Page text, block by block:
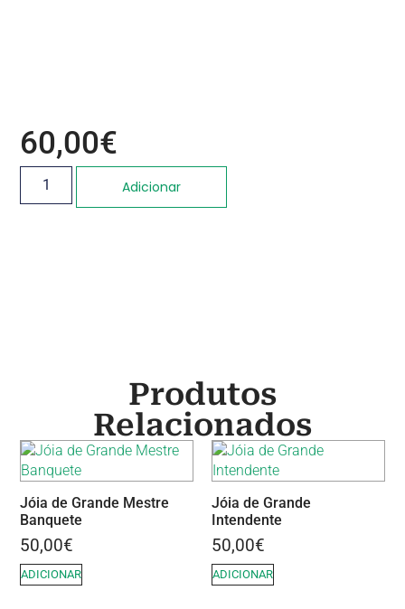
60,00€
Adicionar
Produtos
Relacionados
Jóia de Grande Mestre
Banquete
50,00€
ADICIONAR
Jóia de Grande
Intendente
50,00€
ADICIONAR